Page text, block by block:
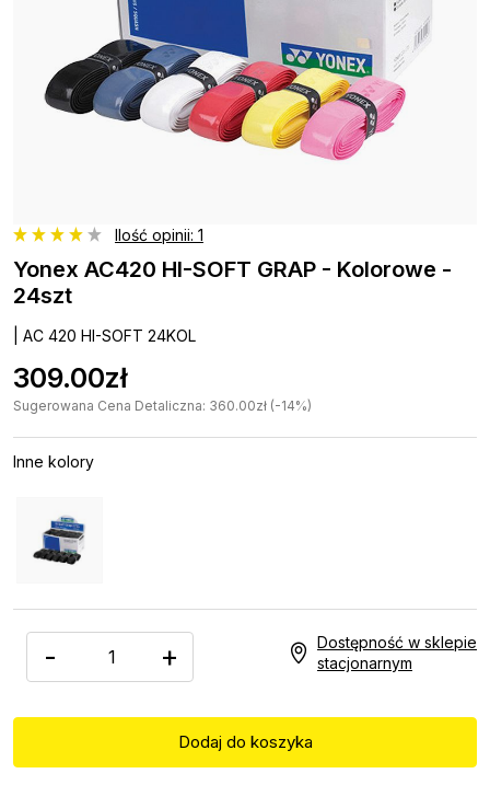
Ilość opinii: 1
Yonex AC420 HI-SOFT GRAP - Kolorowe -
24szt
| AC 420 HI-SOFT 24KOL
309.00zł
Sugerowana Cena Detaliczna: 360.00zł (-14%)
Inne kolory
- +
Dostępność w sklepie
stacjonarnym